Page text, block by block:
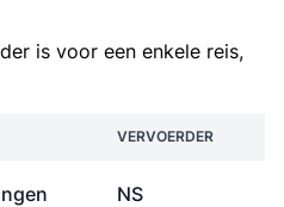
is voor een enkele reis,
VERVOERDER
NS